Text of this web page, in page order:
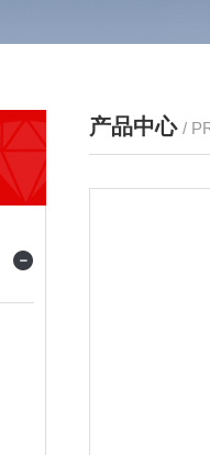
产品中心 /